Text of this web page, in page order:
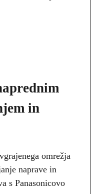
in
omrežja
naprave in
s Panasonicovo